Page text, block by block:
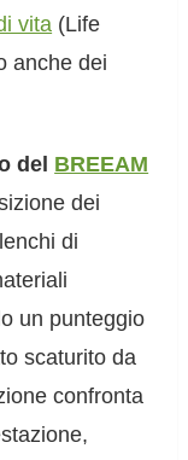
vita (Life
anche dei
del BREEAM
dei
di
un punteggio
scaturito da
confronta